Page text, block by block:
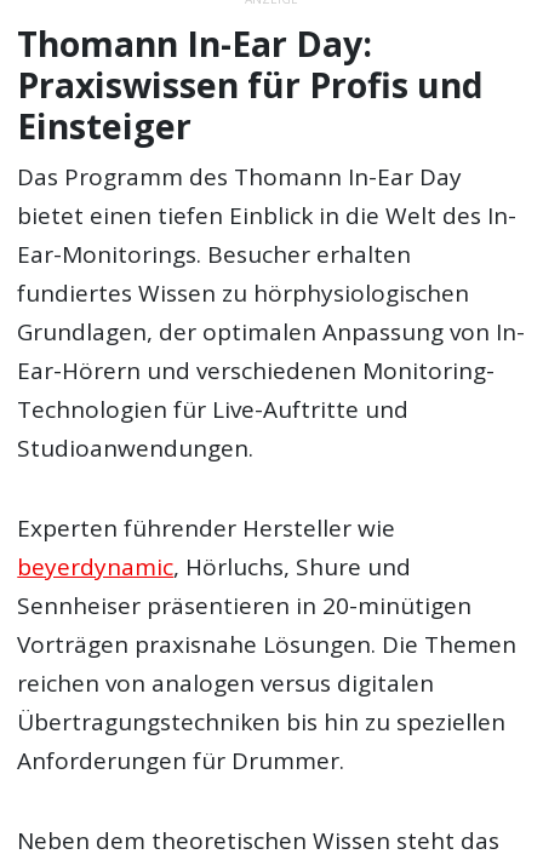
Thomann In-Ear Day:
Praxiswissen für Profis und
Einsteiger
Das Programm des Thomann In-Ear Day
bietet einen tiefen Einblick in die Welt des In-
Ear-Monitorings. Besucher erhalten
fundiertes Wissen zu hörphysiologischen
Grundlagen, der optimalen Anpassung von In-
Ear-Hörern und verschiedenen Monitoring-
Technologien für Live-Auftritte und
Studioanwendungen.
Experten führender Hersteller wie
beyerdynamic, Hörluchs, Shure und
Sennheiser präsentieren in 20-minütigen
Vorträgen praxisnahe Lösungen. Die Themen
reichen von analogen versus digitalen
Übertragungstechniken bis hin zu speziellen
Anforderungen für Drummer.
Neben dem theoretischen Wissen steht das